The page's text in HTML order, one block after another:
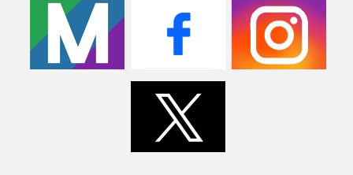
Filmy
oparte
na